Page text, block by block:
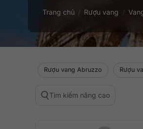
Trang chủ / Rượu vang /
Rượu vang Abruzzo Rượu
Tìm kiếm nâng cao